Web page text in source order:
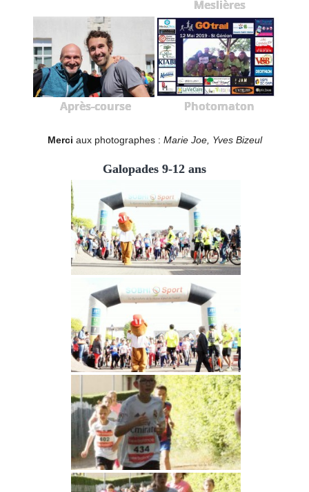
Meslières
Après-course Photomaton
Merci aux photographes : Marie Joe, Yves Bizeul
Galopades 9-12 ans